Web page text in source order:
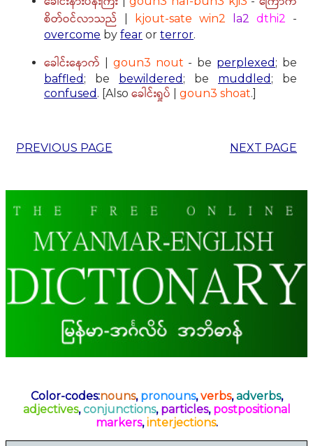
စိတ်ဝင်လာသည်
kjout-sate win2 la2 dthi2
-
overcome by fear or terror.
ခေါင်းနောက် goun3 nout - be perplexed ; be
baffled ; be bewildered ; be muddled ; be
confused . [Also ခေါင်းရှုပ် goun3 shoat.]
PREVIOUS PAGE NEXT PAGE
Color-codes:nouns, pronouns,verbs,adverbs,
adjectives,conjunctions, particles, postpositional
markers,interjections.